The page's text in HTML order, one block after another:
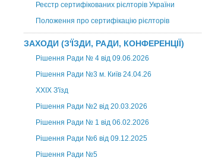
Реєстр сертифікованих рієлторів України
Положення про сертифікацію рієлторів
ЗАХОДИ (З'ЇЗДИ, РАДИ, КОНФЕРЕНЦІЇ)
Рішення Ради № 4 від 09.06.2026
Рішення Ради №3 м. Київ 24.04.26
XXІХ З'їзд
Рішення Ради №2 від 20.03.2026
Рішення Ради № 1 від 06.02.2026
Рішення Ради №6 від 09.12.2025
Рішення Ради №5